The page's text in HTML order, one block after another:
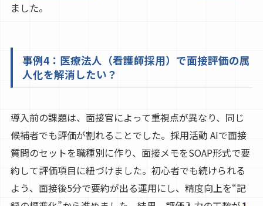
ました。
事例4：医療法人（看護師採用）で面接評価の属
人化を解消したい？
導入前の課題は、面接官によって重視点が異なり、同じ
候補者でも評価が割れることでした。採用活動 AIで面接
質問のセットを職種別に作り、面接メモをSOAP形式で要
約して評価項目に紐づけました。初心者でも続けられる
よう、面接後5分で要約が出る運用にし、精度向上を“記